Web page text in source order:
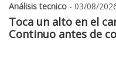
Análisis tecnico - 03/08/
Toca un alto en el
Continuo antes de